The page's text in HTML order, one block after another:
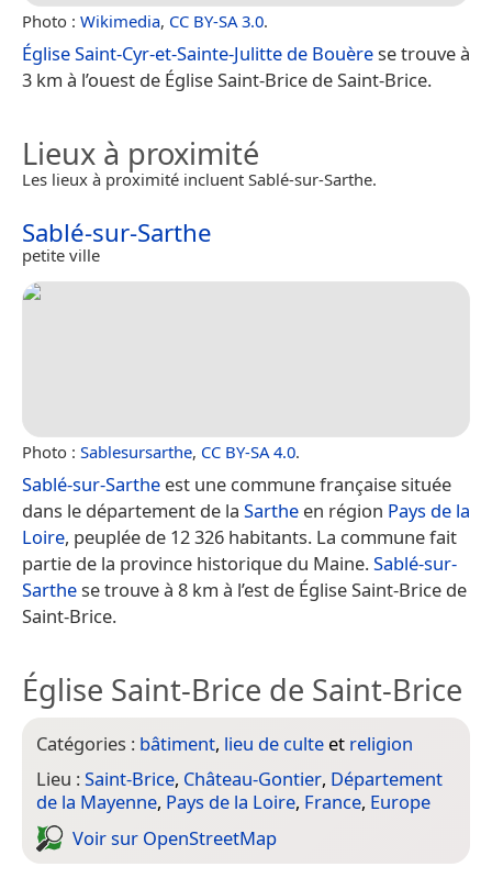
Photo : Wikimedia, CC BY-SA 3.0.
Église Saint-Cyr-et-Sainte-Julitte de Bouèrese trouve à
3 km à l’ouest de Église Saint-Brice de Saint-Brice.
Lieux à proximité
Les lieux à proximité incluent Sablé-sur-Sarthe.
Sablé-sur-Sarthe
petite ville
Photo : Sablesursarthe, CC BY-SA 4.0.
Sablé-sur-Sarthe est une commune française située
dans le département de la Sarthe en région Pays de la
Loire, peuplée de 12 326 habitants. La commune fait
partie de la province historique du Maine.Sablé-sur-
Sarthese trouve à 8 km à l’est de Église Saint-Brice de
Saint-Brice.
Église Saint-Brice de Saint-Brice
Catégories : bâtiment, lieu de culte et religion
Lieu :Saint-Brice, Château-Gontier, Département
de la Mayenne, Pays de la Loire, France, Europe
Voir sur Open­Street­Map